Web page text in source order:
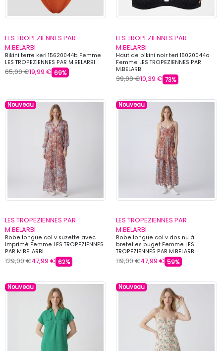
LES TROPEZIENNES PAR
M.BELARBI
Bikini terre keri 15620044b Femme
LES TROPEZIENNES PAR M.BELARBI
65,00 €19,99 € 69%
LES TROPEZIENNES PAR
M.BELARBI
Haut de bikini noir teri 15020044a
Femme LES TROPEZIENNES PAR
M.BELARBI
39,00 €10,39 € 73%
Nouveau
LES TROPEZIENNES PAR
M.BELARBI
Robe longue col v suzette avec
imprimé Femme LES TROPEZIENNES
PAR M.BELARBI
129,00 €47,99 € 62%
Nouveau
LES TROPEZIENNES PAR
M.BELARBI
Robe longue col v dos nu à
bretelles puget Femme LES
TROPEZIENNES PAR M.BELARBI
119,00 €47,99 € 59%
Nouveau Nouveau